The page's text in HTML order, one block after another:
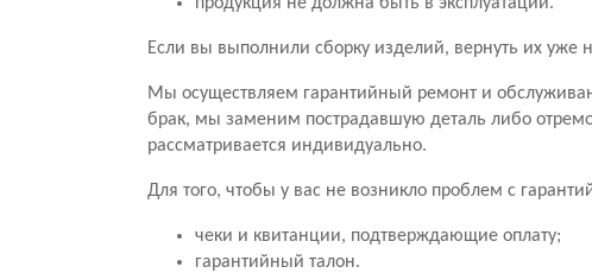
Если вы выполнили сборку изделий, вернуть их уже
Мы осуществляем гарантийный ремонт и
брак, мы заменим пострадавшую деталь либо
рассматривается индивидуально.
Для того, чтобы у вас не возникло проблем с
чеки и квитанции, подтверждающие оплату;
гарантийный талон.